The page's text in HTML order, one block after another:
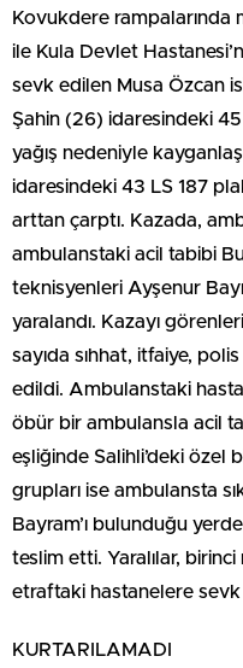
Kovukdere rampalarında
ile Kula Devlet
sevk edilen Musa Özcan
Şahin (26) idaresindeki
yağış nedeniyle
idaresindeki 43 LS 187
arttan çarptı. Kazada,
ambulanstaki acil tabibi
teknisyenleri Ayşenur
yaralandı. Kazayı
sayıda sıhhat, itfaiye,
edildi. Ambulanstaki
öbür bir ambulansla acil
eşliğinde Salihli’deki özel
grupları ise ambulansta
Bayram’ı bulunduğu
teslim etti. Yaralılar,
etraftaki hastanelere sevk
KURTARILAMADI